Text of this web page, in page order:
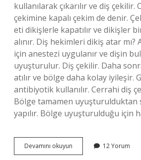
kullanılarak çıkarılır ve diş çekilir.
çekimine kapalı çekim de denir.
eti dikişlerle kapatılır ve dikişler
alınır. Diş hekimleri dikiş atar mı?
için anestezi uygulanır ve dişin
uyuşturulur. Diş çekilir. Daha
atılır ve bölge daha kolay iyileşir.
antibiyotik kullanılır. Cerrahi diş
Bölge tamamen uyuşturulduktan
yapılır. Bölge uyuşturulduğu için
Devamını okuyun
Diş
12 Yorum